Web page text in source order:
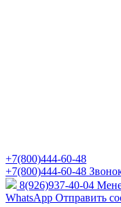
+7(800)444-60-48
+7(800)444-60-48
8(926)937-40-04
WhatsApp Отправить